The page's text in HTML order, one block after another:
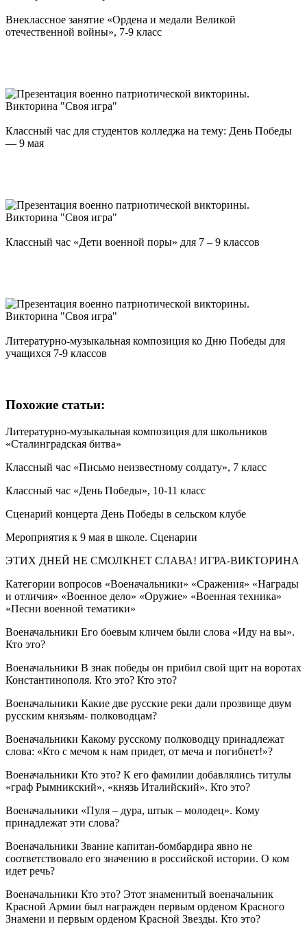
Внеклассное занятие «Ордена и медали Великой
отечественной войны», 7-9 класс
Классный час для студентов колледжа на тему: День Победы
— 9 мая
Классный час «Дети военной поры» для 7 – 9 классов
Литературно-музыкальная композиция ко Дню Победы для
учащихся 7-9 классов
Похожие статьи:
Литературно-музыкальная композиция для школьников
«Сталинградская битва»
Классный час «Письмо неизвестному солдату», 7 класс
Классный час «День Победы», 10-11 класс
Сценарий концерта День Победы в сельском клубе
Мероприятия к 9 мая в школе. Сценарии
ЭТИХ ДНЕЙ НЕ СМОЛКНЕТ СЛАВА! ИГРА-ВИКТОРИНА
Категории вопросов «Военачальники» «Сражения» «Награды
и отличия» «Военное дело» «Оружие» «Военная техника»
«Песни военной тематики»
Военачальники Его боевым кличем были слова «Иду на вы».
Кто это?
Военачальники В знак победы он прибил свой щит на воротах
Константинополя. Кто это? Кто это?
Военачальники Какие две русские реки дали прозвище двум
русским князьям- полководцам?
Военачальники Какому русскому полководцу принадлежат
слова: «Кто с мечом к нам придет, от меча и погибнет!»?
Военачальники Кто это? К его фамилии добавлялись титулы
«граф Рымникский», «князь Италийский». Кто это?
Военачальники «Пуля – дура, штык – молодец». Кому
принадлежат эти слова?
Военачальники Звание капитан-бомбардира явно не
соответствовало его значению в российской истории. О ком
идет речь?
Военачальники Кто это? Этот знаменитый военачальник
Красной Армии был награжден первым орденом Красного
Знамени и первым орденом Красной Звезды. Кто это?